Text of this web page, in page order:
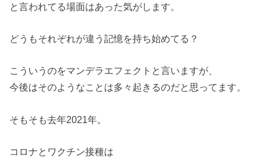
と言われてる場面はあった気がします。
どうもそれぞれが違う記憶を持ち始めてる？
こういうのをマンデラエフェクトと言いますが、
今後はそのようなことは多々起きるのだと思ってます。
そもそも去年2021年。
コロナとワクチン接種は